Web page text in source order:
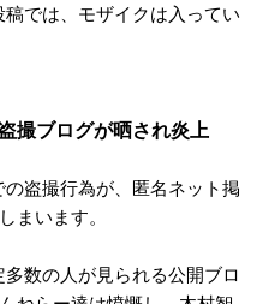
では、モザイクは入ってい
撮ブログが晒され炎上
盗撮行為が、匿名ネット掲
まいます。
数の人が見られる公開ブロ